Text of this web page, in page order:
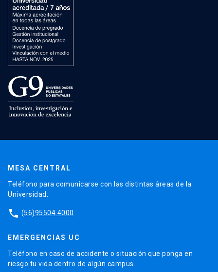
MESA CENTRAL
Teléfono para comunicarse con las distintas áreas de la
Universidad.
phone (56)95504 4000
EMERGENCIAS UC
Teléfono en caso de accidente o situación que ponga en
riesgo tu vida dentro de algún campus.